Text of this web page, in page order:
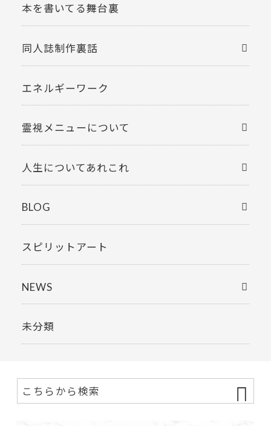
本を書いてる舞台裏
同人誌制作裏話
エネルギーワーク
霊視メニューについて
人生についてあれこれ
BLOG
スピリットアート
NEWS
未分類